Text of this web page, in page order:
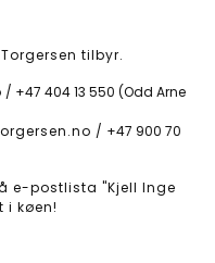
tilbyr.
/ +47 404 13 550 (Odd Arne
/ +47 900 70
e-postlista "Kjell Inge
i køen!